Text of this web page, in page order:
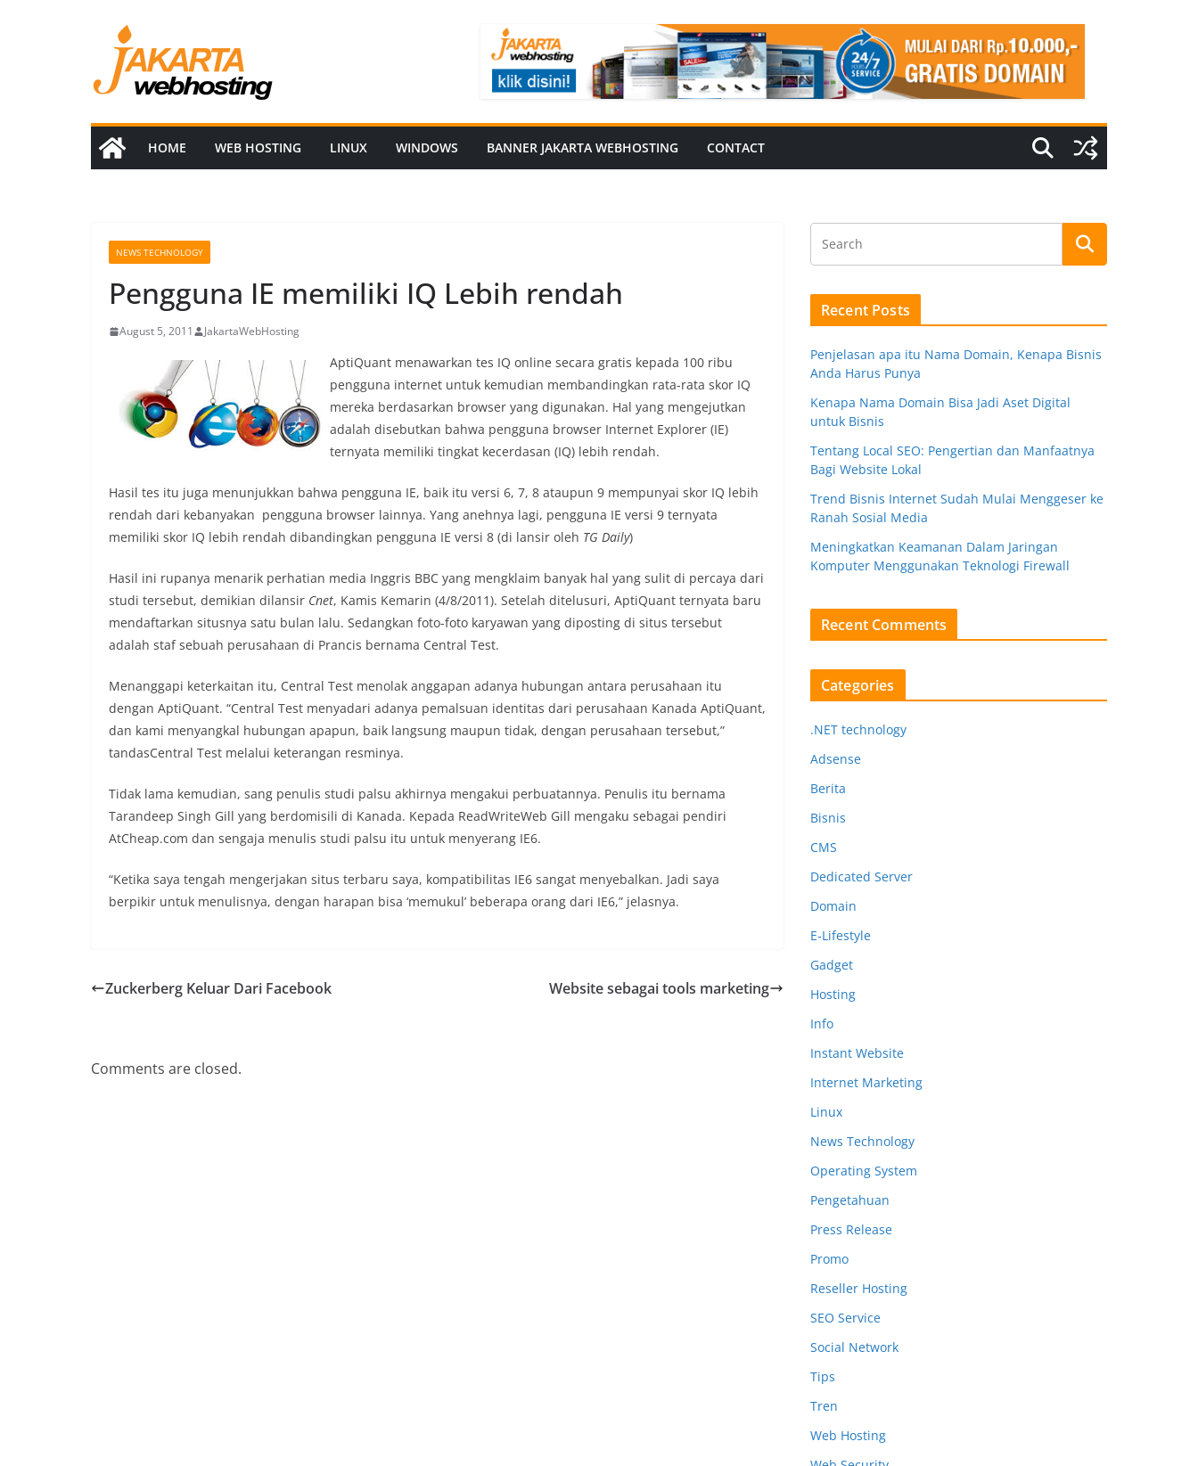
HOME WEB HOSTING LINUX WINDOWS BANNER JAKARTA WEBHOSTING CONTACT
NEWS TECHNOLOGY
Pengguna IE memiliki IQ Lebih rendah
August 5, 2011 JakartaWebHosting
AptiQuant menawarkan tes IQ online secara gratis kepada 100 ribu
pengguna internet untuk kemudian membandingkan rata-rata skor IQ
mereka berdasarkan browser yang digunakan. Hal yang mengejutkan
adalah disebutkan bahwa pengguna browser Internet Explorer (IE)
ternyata memiliki tingkat kecerdasan (IQ) lebih rendah.
Hasil tes itu juga menunjukkan bahwa pengguna IE, baik itu versi 6, 7, 8 ataupun 9 mempunyai skor IQ lebih
rendah dari kebanyakan pengguna browser lainnya. Yang anehnya lagi, pengguna IE versi 9 ternyata
memiliki skor IQ lebih rendah dibandingkan pengguna IE versi 8 (di lansir oleh TG Daily)
Hasil ini rupanya menarik perhatian media Inggris BBC yang mengklaim banyak hal yang sulit di percaya dari
studi tersebut, demikian dilansir Cnet, Kamis Kemarin (4/8/2011). Setelah ditelusuri, AptiQuant ternyata baru
mendaftarkan situsnya satu bulan lalu. Sedangkan foto-foto karyawan yang diposting di situs tersebut
adalah staf sebuah perusahaan di Prancis bernama Central Test.
Menanggapi keterkaitan itu, Central Test menolak anggapan adanya hubungan antara perusahaan itu
dengan AptiQuant. “Central Test menyadari adanya pemalsuan identitas dari perusahaan Kanada AptiQuant,
dan kami menyangkal hubungan apapun, baik langsung maupun tidak, dengan perusahaan tersebut,”
tandasCentral Test melalui keterangan resminya.
Tidak lama kemudian, sang penulis studi palsu akhirnya mengakui perbuatannya. Penulis itu bernama
Tarandeep Singh Gill yang berdomisili di Kanada. Kepada ReadWriteWeb Gill mengaku sebagai pendiri
AtCheap.com dan sengaja menulis studi palsu itu untuk menyerang IE6.
“Ketika saya tengah mengerjakan situs terbaru saya, kompatibilitas IE6 sangat menyebalkan. Jadi saya
berpikir untuk menulisnya, dengan harapan bisa ‘memukul’ beberapa orang dari IE6,” jelasnya.
Zuckerberg Keluar Dari Facebook Website sebagai tools marketing
Comments are closed.
Recent Posts
Penjelasan apa itu Nama Domain, Kenapa Bisnis
Anda Harus Punya
Kenapa Nama Domain Bisa Jadi Aset Digital
untuk Bisnis
Tentang Local SEO: Pengertian dan Manfaatnya
Bagi Website Lokal
Trend Bisnis Internet Sudah Mulai Menggeser ke
Ranah Sosial Media
Meningkatkan Keamanan Dalam Jaringan
Komputer Menggunakan Teknologi Firewall
Recent Comments
Categories
.NET technology
Adsense
Berita
Bisnis
CMS
Dedicated Server
Domain
E-Lifestyle
Gadget
Hosting
Info
Instant Website
Internet Marketing
Linux
News Technology
Operating System
Pengetahuan
Press Release
Promo
Reseller Hosting
SEO Service
Social Network
Tips
Tren
Web Hosting